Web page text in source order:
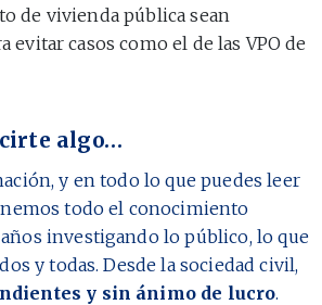
de vivienda pública sean
evitar casos como el de las VPO de
algo…
y en todo lo que puedes leer
todo el conocimiento
investigando lo público, lo que
y todas. Desde la sociedad civil,
y sin ánimo de lucro.